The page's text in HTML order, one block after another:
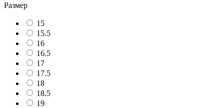
Размер
15
15.5
16
16.5
17
17.5
18
18.5
19